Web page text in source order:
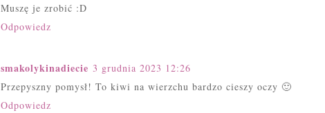
Muszę je zrobić :D
Odpowiedz
smakolykinadiecie 3 grudnia 2023 12:26
Przepyszny pomysł! To kiwi na wierzchu bardzo cieszy oczy 🙂
Odpowiedz